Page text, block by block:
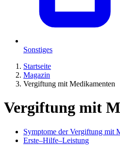
Sonstiges
Startseite
Magazin
Vergiftung mit Medikamenten
Vergiftung mit
Symptome der Vergiftung mit
Erste–Hilfe–Leistung